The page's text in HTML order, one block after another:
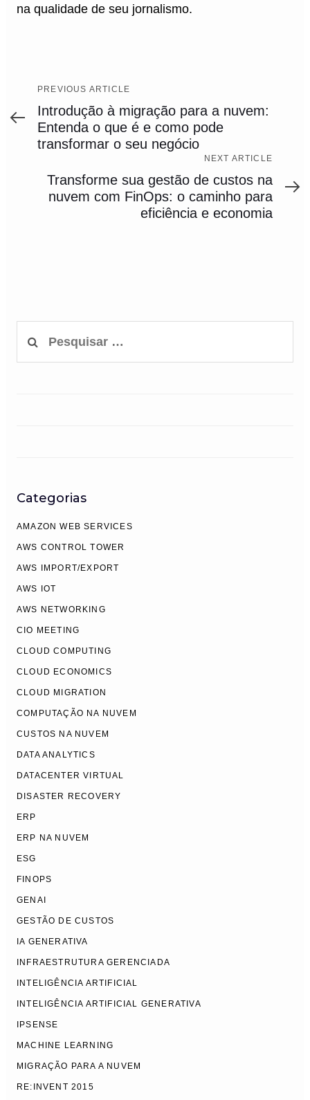
na qualidade de seu jornalismo.
Previous
Article
PREVIOUS ARTICLE
Introdução à migração para a nuvem:
Entenda o que é e como pode
transformar o seu negócio
Article
NEXT ARTICLE
Transforme sua gestão de custos na
nuvem com FinOps: o caminho para
eficiência e economia
por:
Categorias
AMAZON WEB SERVICES
AWS CONTROL TOWER
AWS IMPORT/EXPORT
AWS IOT
AWS NETWORKING
CIO MEETING
CLOUD COMPUTING
CLOUD ECONOMICS
CLOUD MIGRATION
COMPUTAÇÃO NA NUVEM
CUSTOS NA NUVEM
DATA ANALYTICS
DATACENTER VIRTUAL
DISASTER RECOVERY
ERP
ERP NA NUVEM
ESG
FINOPS
GENAI
GESTÃO DE CUSTOS
IA GENERATIVA
INFRAESTRUTURA GERENCIADA
INTELIGÊNCIA ARTIFICIAL
INTELIGÊNCIA ARTIFICIAL GENERATIVA
IPSENSE
MACHINE LEARNING
MIGRAÇÃO PARA A NUVEM
RE:INVENT 2015